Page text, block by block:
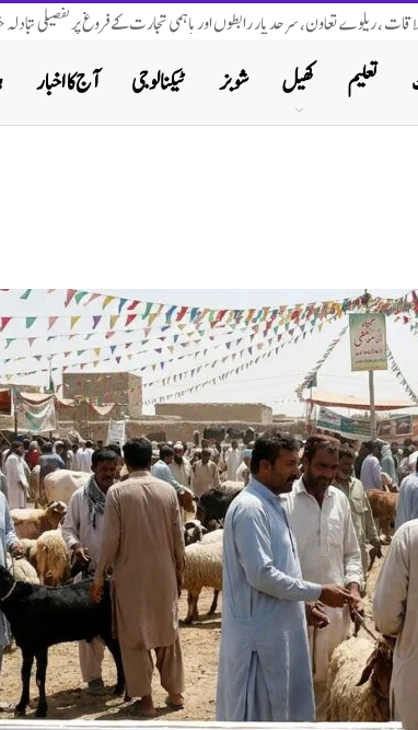
، ریلوے تعاون، سرحد پار رابطوں اور باہمی تجارت کے فروغ پر تفصیلی تبادلہ
آج کا اخبار ٹیکنالوجی شوبز کھیل تعلیم